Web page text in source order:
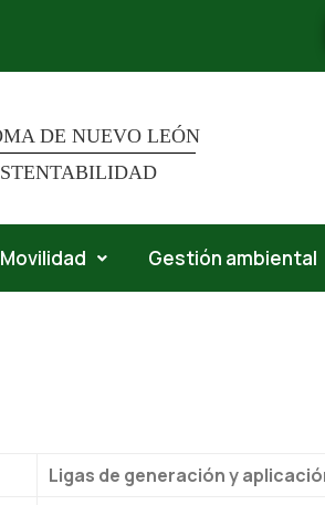
DE NUEVO LEÓN
Movilidad Gestión ambiental
Ligas de generación y